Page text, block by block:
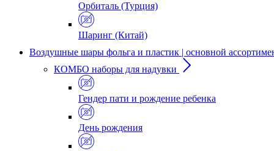
Орбиталь (Турция)
Шаринг (Китай)
Воздушные шары фольга и пластик | основной
КОМБО наборы для надувки
Гендер пати и рождение ребенка
День рождения